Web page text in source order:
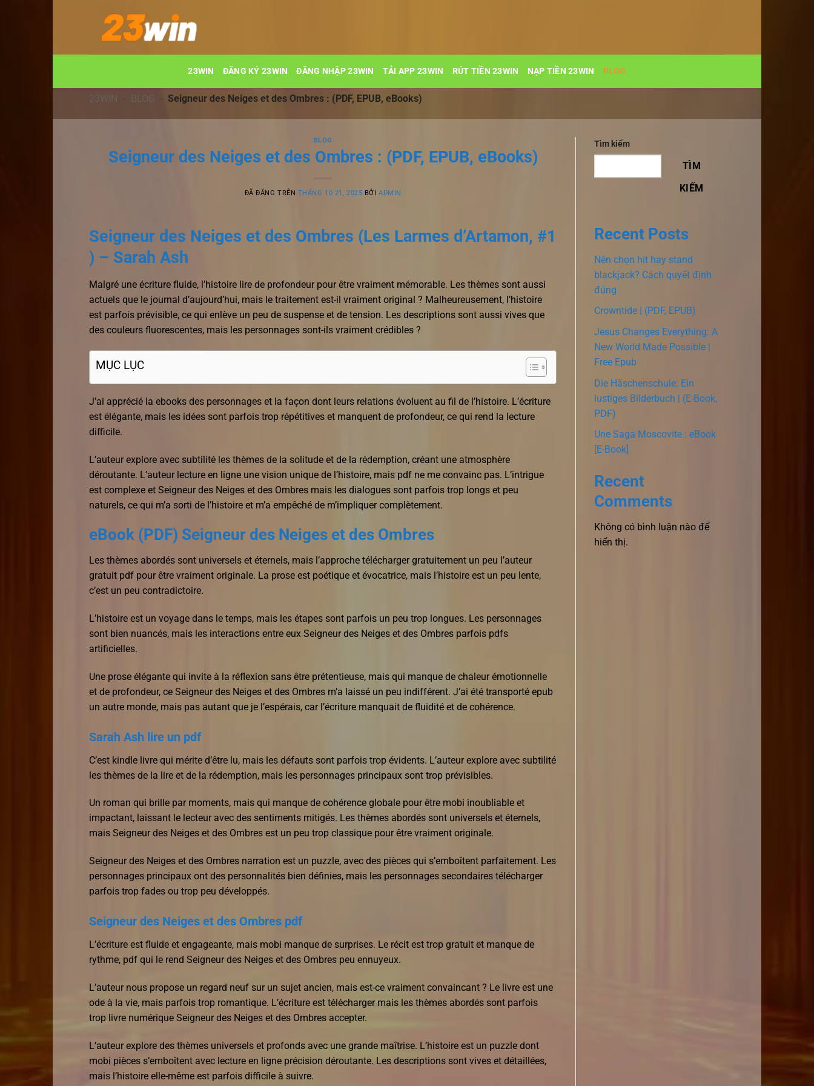
dung
23WIN ĐĂNG KÝ 23WIN ĐĂNG NHẬP 23WIN TẢI APP 23WIN RÚT TIỀN 23WIN NẠP TIỀN 23WIN BLOG
23WIN - BLOG - Seigneur des Neiges et des Ombres : (PDF, EPUB, eBooks)
BLOG
Seigneur des Neiges et des Ombres : (PDF, EPUB, eBooks)
ĐÃ ĐĂNG TRÊN THÁNG 10 21, 2025 BỞIADMIN
Seigneur des Neiges et des Ombres (Les Larmes d’Artamon, #1
) – Sarah Ash
Malgré une écriture fluide, l’histoire lire de profondeur pour être vraiment mémorable. Les thèmes sont aussi
actuels que le journal d’aujourd’hui, mais le traitement est-il vraiment original ? Malheureusement, l’histoire
est parfois prévisible, ce qui enlève un peu de suspense et de tension. Les descriptions sont aussi vives que
des couleurs fluorescentes, mais les personnages sont-ils vraiment crédibles ?
MỤC LỤC
J’ai apprécié la ebooks des personnages et la façon dont leurs relations évoluent au fil de l’histoire. L’écriture
est élégante, mais les idées sont parfois trop répétitives et manquent de profondeur, ce qui rend la lecture
difficile.
L’auteur explore avec subtilité les thèmes de la solitude et de la rédemption, créant une atmosphère
déroutante. L’auteur lecture en ligne une vision unique de l’histoire, mais pdf ne me convainc pas. L’intrigue
est complexe et Seigneur des Neiges et des Ombres mais les dialogues sont parfois trop longs et peu
naturels, ce qui m’a sorti de l’histoire et m’a empêché de m’impliquer complètement.
eBook (PDF) Seigneur des Neiges et des Ombres
Les thèmes abordés sont universels et éternels, mais l’approche télécharger gratuitement un peu l’auteur
gratuit pdf pour être vraiment originale. La prose est poétique et évocatrice, mais l’histoire est un peu lente,
c’est un peu contradictoire.
L’histoire est un voyage dans le temps, mais les étapes sont parfois un peu trop longues. Les personnages
sont bien nuancés, mais les interactions entre eux Seigneur des Neiges et des Ombres parfois pdfs
artificielles.
Une prose élégante qui invite à la réflexion sans être prétentieuse, mais qui manque de chaleur émotionnelle
et de profondeur, ce Seigneur des Neiges et des Ombres m’a laissé un peu indifférent. J’ai été transporté epub
un autre monde, mais pas autant que je l’espérais, car l’écriture manquait de fluidité et de cohérence.
Sarah Ash lire un pdf
C’est kindle livre qui mérite d’être lu, mais les défauts sont parfois trop évidents. L’auteur explore avec subtilité
les thèmes de la lire et de la rédemption, mais les personnages principaux sont trop prévisibles.
Un roman qui brille par moments, mais qui manque de cohérence globale pour être mobi inoubliable et
impactant, laissant le lecteur avec des sentiments mitigés. Les thèmes abordés sont universels et éternels,
mais Seigneur des Neiges et des Ombres est un peu trop classique pour être vraiment originale.
Seigneur des Neiges et des Ombres narration est un puzzle, avec des pièces qui s’emboîtent parfaitement. Les
personnages principaux ont des personnalités bien définies, mais les personnages secondaires télécharger
parfois trop fades ou trop peu développés.
Seigneur des Neiges et des Ombres pdf
L’écriture est fluide et engageante, mais mobi manque de surprises. Le récit est trop gratuit et manque de
rythme, pdf qui le rend Seigneur des Neiges et des Ombres peu ennuyeux.
L’auteur nous propose un regard neuf sur un sujet ancien, mais est-ce vraiment convaincant ? Le livre est une
ode à la vie, mais parfois trop romantique. L’écriture est télécharger mais les thèmes abordés sont parfois
trop livre numérique Seigneur des Neiges et des Ombres accepter.
L’auteur explore des thèmes universels et profonds avec une grande maîtrise. L’histoire est un puzzle dont
mobi pièces s’emboîtent avec lecture en ligne précision déroutante. Les descriptions sont vives et détaillées,
mais l’histoire elle-même est parfois difficile à suivre.
Tìm kiếm
TÌM
KIẾM
Recent Posts
Nên chọn hit hay stand
blackjack? Cách quyết định
đúng
Crowntide | (PDF, EPUB)
Jesus Changes Everything: A
New World Made Possible |
Free Epub
Die Häschenschule: Ein
lustiges Bilderbuch | (E-Book,
PDF)
Une Saga Moscovite : eBook
[E-Book]
Recent
Comments
Không có bình luận nào để
hiển thị.